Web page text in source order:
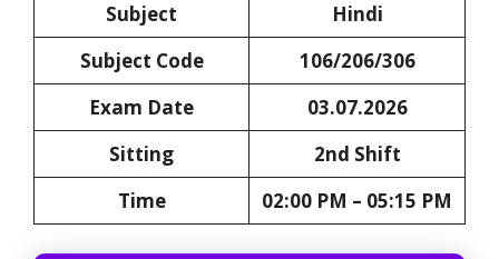
Subject
Hindi
Subject Code
106/206/306
Exam Date
03.07.2026
Sitting
2nd Shift
Time
02:00 PM – 05:15 PM